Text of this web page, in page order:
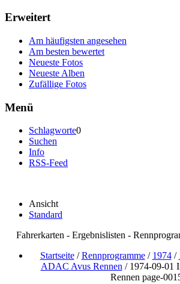
Erweitert
Am häufigsten angesehen
Am besten bewertet
Neueste Fotos
Neueste Alben
Zufällige Fotos
Menü
Schlagworte0
Suchen
Info
RSS-Feed
Ansicht
Standard
Fahrerkarten - Ergebnislisten -
Startseite/Rennprogramme/ 1974/
ADAC Avus Rennen / 1974-09-01
Rennen page-